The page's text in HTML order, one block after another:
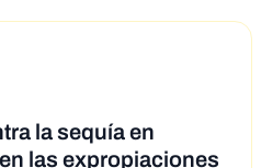
la sequía en
las expropiaciones